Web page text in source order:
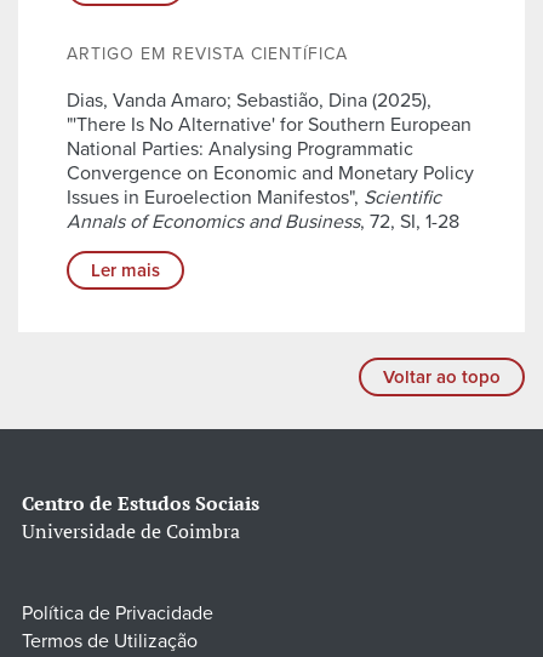
ARTIGO EM REVISTA CIENTÍFICA
Dias, Vanda Amaro; Sebastião, Dina (2025),
"'There Is No Alternative' for Southern European
National Parties: Analysing Programmatic
Convergence on Economic and Monetary Policy
Issues in Euroelection Manifestos", Scientific
Annals of Economics and Business, 72, SI, 1-28
Ler mais
Voltar ao topo
Centro de Estudos Sociais
Universidade de Coimbra
Política de Privacidade
Termos de Utilização